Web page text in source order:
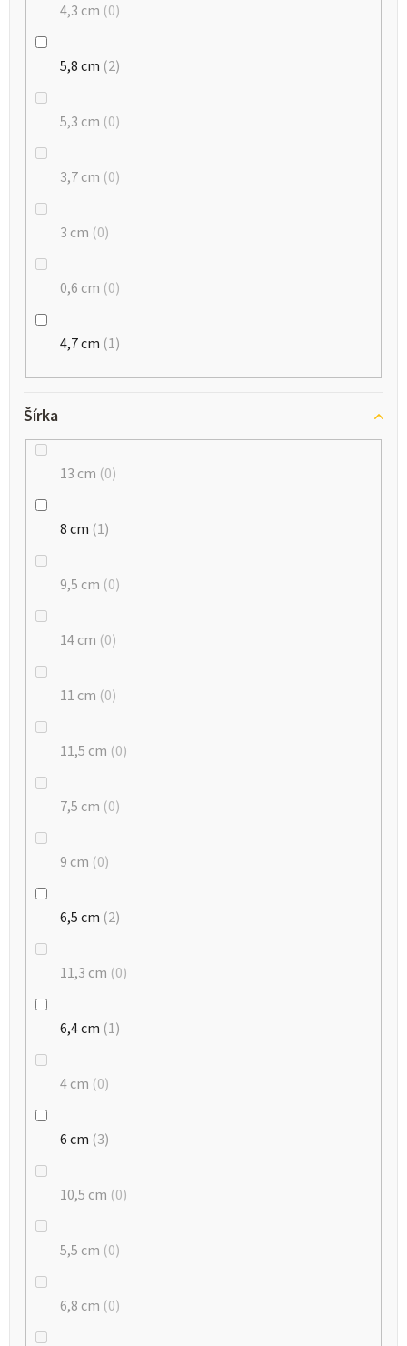
4,3 cm 0
5,8 cm 2
5,3 cm 0
3,7 cm 0
3 cm 0
0,6 cm 0
4,7 cm 1
Šírka
13 cm 0
8 cm 1
9,5 cm 0
14 cm 0
11 cm 0
11,5 cm 0
7,5 cm 0
9 cm 0
6,5 cm 2
11,3 cm 0
6,4 cm 1
4 cm 0
6 cm 3
10,5 cm 0
5,5 cm 0
6,8 cm 0